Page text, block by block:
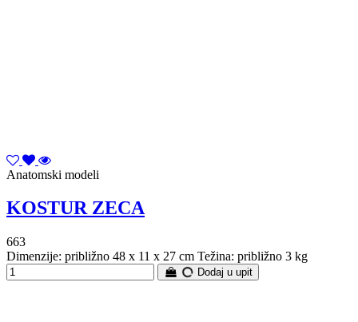
Anatomski modeli
KOSTUR ZECA
663
Dimenzije: približno 48 x 11 x 27 cm Težina: približno 3 kg
Dodaj u upit